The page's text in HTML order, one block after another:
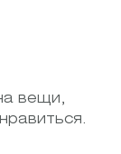
вещи,